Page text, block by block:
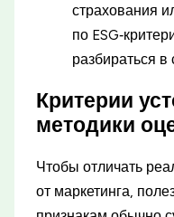
страхования
по
разбираться в
Критерии
методики
Чтобы отличать
от маркетинга,